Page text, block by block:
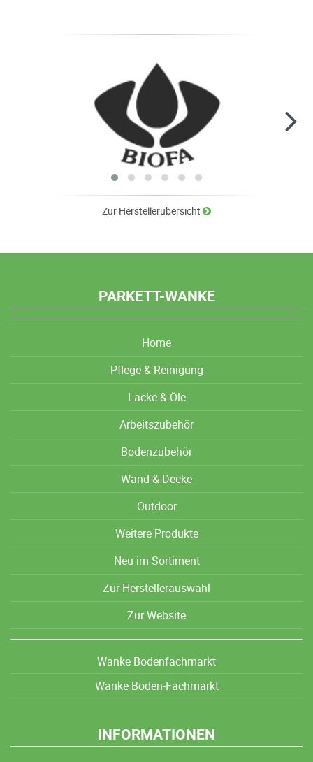
Zur Herstellerübersicht
PARKETT-WANKE
Home
Pflege & Reinigung
Lacke & Öle
Arbeitszubehör
Bodenzubehör
Wand & Decke
Outdoor
Weitere Produkte
Neu im Sortiment
Zur Herstellerauswahl
Zur Website
Wanke Bodenfachmarkt
Wanke Boden-Fachmarkt
INFORMATIONEN